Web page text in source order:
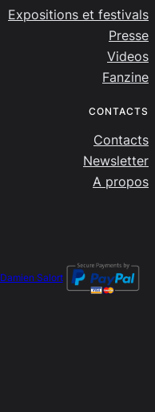
Expositions et festivals
Presse
Videos
Fanzine
CONTACTS
Contacts
Newsletter
A propos
Damien Salort